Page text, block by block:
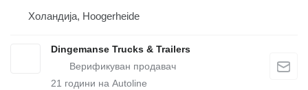
Холандија, Hoogerheide
Dingemanse Trucks & Trailers
21 години на Autoline